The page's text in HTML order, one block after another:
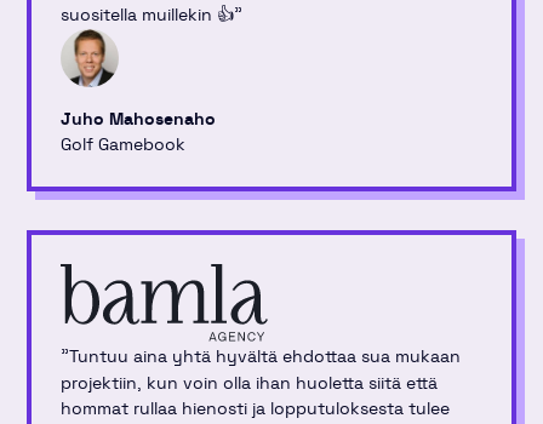
suositella muillekin 👍"
Juho Mahosenaho
Golf Gamebook
"Tuntuu aina yhtä hyvältä ehdottaa sua mukaan
projektiin, kun voin olla ihan huoletta siitä että
hommat rullaa hienosti ja lopputuloksesta tulee